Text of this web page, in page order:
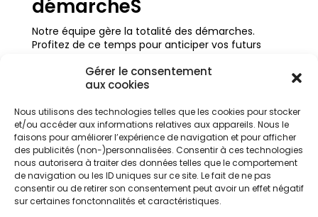
Gérer le consentement
aux cookies
Nous utilisons des technologies telles que les cookies pour stocker
et/ou accéder aux informations relatives aux appareils. Nous le
faisons pour améliorer l’expérience de navigation et pour afficher
des publicités (non-)personnalisées. Consentir à ces technologies
nous autorisera à traiter des données telles que le comportement
de navigation ou les ID uniques sur ce site. Le fait de ne pas
consentir ou de retirer son consentement peut avoir un effet négatif
sur certaines fonctonnalités et caractéristiques.
démarcheS
Notre équipe gère la totalité des démarches.
Profitez de ce temps pour anticiper vos futurs
une rapidité D’analyse
En seulement 15 minutes, nous réalisons une étude
personnalisée et adaptée à votre besoin.
Une expertise dans le
domaine
Notre connaissance des différents marchés nous